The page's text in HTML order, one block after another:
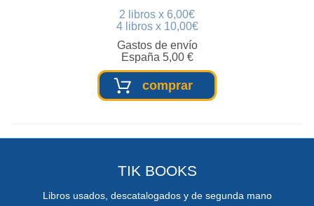
2 libros x 6,00€
4 libros x 10,00€
Gastos de envío
España 5,00 €
comprar
TIK BOOKS
Libros usados, descatalogados y de segunda mano